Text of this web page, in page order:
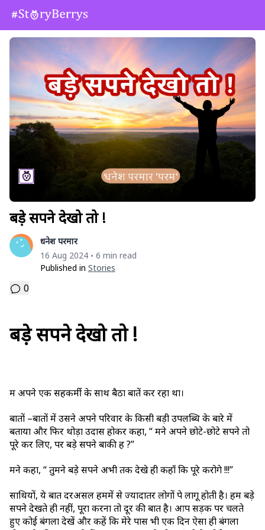
बड़े सपने देखो तो !
धनेश परमार
16 Aug 2024 • 6 min read
Published in Stories
0
बड़े सपने देखो तो !
मैं अपने एक सहकर्मी के साथ बैठा बातें कर रहा था।
बातों –बातों में उसने अपने परिवार के किसी बड़ी उपलब्धि के बारे में
बताया और फिर थोड़ा उदास होकर कहा, “ मैंने अपने छोटे-छोटे सपने तो
पूरे कर लिए, पर बड़े सपने बाकी हैं ?”
मैंने कहा, “ तुमने बड़े सपने अभी तक देखे ही कहाँ कि पूरे करोगे !!!”
साथियों, ये बात दरअसल हममें से ज्यादातर लोगों पे लागू होती है। हम बड़े
सपने देखते ही नहीं, पूरा करना तो दूर की बात है। आप सड़क पर चलते
हुए कोई बंगला देखें और कहें कि मेरे पास भी एक दिन ऐसा ही बंगला